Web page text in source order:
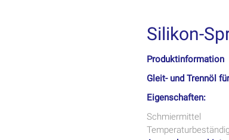
Silikon-
Produktinformation
Gleit- und Trennöl
Eigenschaften:
Schmiermittel